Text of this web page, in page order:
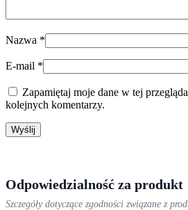
Nazwa *
E-mail *
Zapamiętaj moje dane w tej
kolejnych komentarzy.
Odpowiedzialność za produkt
Szczegóły dotyczące zgodności związane z